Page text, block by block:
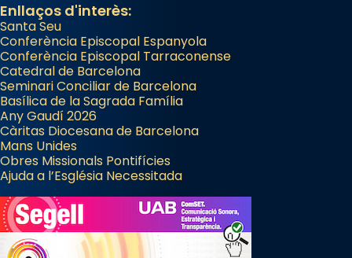
Enllaços d'interès:
Santa Seu
Conferència Episcopal Espanyola
Conferència Episcopal Tarraconense
Catedral de Barcelona
Seminari Conciliar de Barcelona
Basílica de la Sagrada Família
Any Gaudí 2026
Càritas Diocesana de Barcelona
Mans Unides
Obres Missionals Pontifícies
Ajuda a l’Església Necessitada